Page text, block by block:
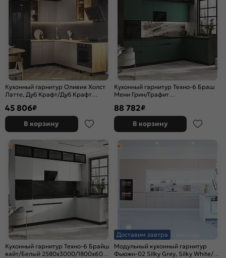
Кухонный гарнитур Оливия Холст
Латте, Дуб Крафт/Дуб Крафт
45 806₽
В корзину
Кухонный гарнитур Техно-6 Браш
Мени Грин/Графит
темный)
88 782₽
В корзину
Кухонный гарнитур Техно-6 Брайш
вайт/Белый 2580x3000/1800x600
Доставим завтра
Модульный кухонный гарнитур
Фьюжн-02 Silky Grey, Silky White/